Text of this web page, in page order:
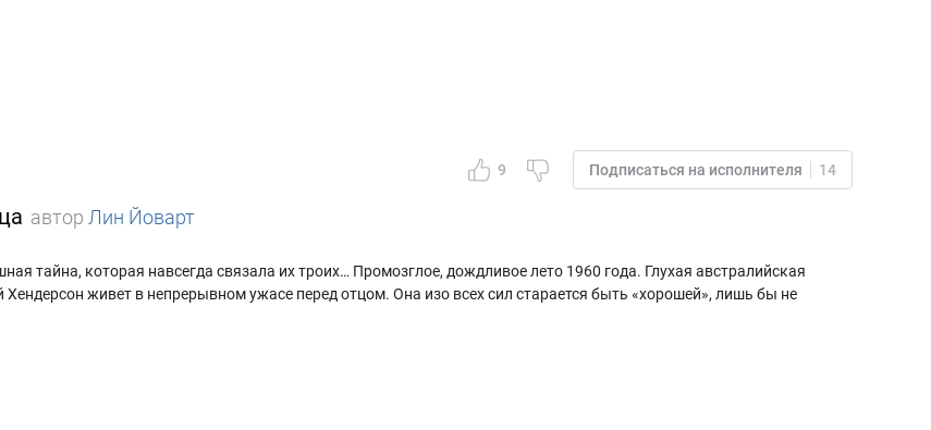
9 Подписаться на исполнителя 14
автор Лин Йоварт
тайна, которая навсегда связала их троих… Промозглое, дождливое лето 1960 года. Глухая австралийская
живет в непрерывном ужасе перед отцом. Она изо всех сил старается быть «хорошей», лишь бы не